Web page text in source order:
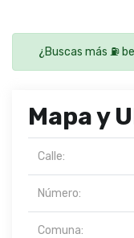
¿Buscas más ⛽
Mapa y
Calle:
Número:
Comuna: